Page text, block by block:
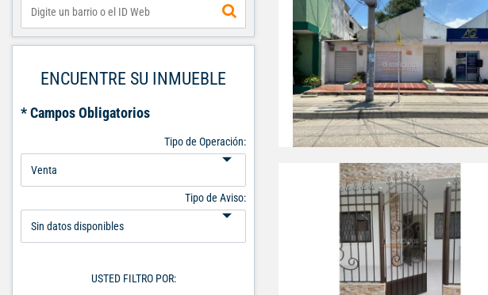
ENCUENTRE SU INMUEBLE
* Campos Obligatorios
Tipo de Operación:
Tipo de Aviso:
USTED FILTRO POR: